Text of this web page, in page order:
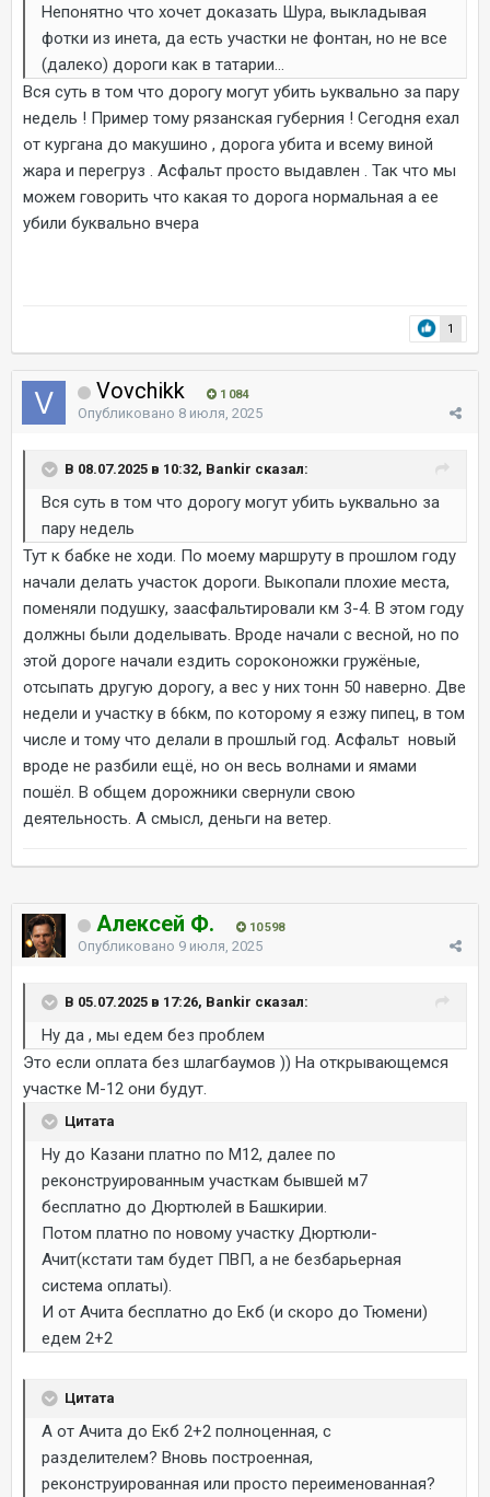
Непонятно что хочет доказать Шура, выкладывая
фотки из инета, да есть участки не фонтан, но не все
(далеко) дороги как в татарии...
Вся суть в том что дорогу могут убить ьуквально за пару
недель ! Пример тому рязанская губерния ! Сегодня ехал
от кургана до макушино , дорога убита и всему виной
жара и перегруз . Асфальт просто выдавлен . Так что мы
можем говорить что какая то дорога нормальная а ее
убили буквально вчера
1
Vovchikk 1 084
Опубликовано 8 июля, 2025
В 08.07.2025 в 10:32, Bankir сказал:
Вся суть в том что дорогу могут убить ьуквально за
пару недель
Тут к бабке не ходи. По моему маршруту в прошлом году
начали делать участок дороги. Выкопали плохие места,
поменяли подушку, заасфальтировали км 3-4. В этом году
должны были доделывать. Вроде начали с весной, но по
этой дороге начали ездить сороконожки гружёные,
отсыпать другую дорогу, а вес у них тонн 50 наверно. Две
недели и участку в 66км, по которому я езжу пипец, в том
числе и тому что делали в прошлый год. Асфальт новый
вроде не разбили ещё, но он весь волнами и ямами
пошёл. В общем дорожники свернули свою
деятельность. А смысл, деньги на ветер.
Алексей Ф. 10 598
Опубликовано 9 июля, 2025
В 05.07.2025 в 17:26, Bankir сказал:
Ну да , мы едем без проблем
Это если оплата без шлагбаумов )) На открывающемся
участке М-12 они будут.
Цитата
Ну до Казани платно по М12, далее по
реконструированным участкам бывшей м7
бесплатно до Дюртюлей в Башкирии.
Потом платно по новому участку Дюртюли-
Ачит(кстати там будет ПВП, а не безбарьерная
система оплаты).
И от Ачита бесплатно до Екб (и скоро до Тюмени)
едем 2+2
Цитата
А от Ачита до Екб 2+2 полноценная, с
разделителем? Вновь построенная,
реконструированная или просто переименованная?